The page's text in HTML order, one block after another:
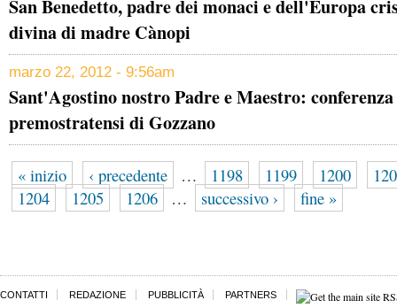
San Benedetto, padre dei monaci e dell'Europa
divina di madre Cànopi
marzo 22, 2012 - 9:56am
Sant'Agostino nostro Padre e Maestro:
premostratensi di Gozzano
« inizio ‹ precedente … 1198 1199 1200
1204
1205 1206 … successivo › fine »
CONTATTI REDAZIONE PUBBLICITÀ PARTNERS